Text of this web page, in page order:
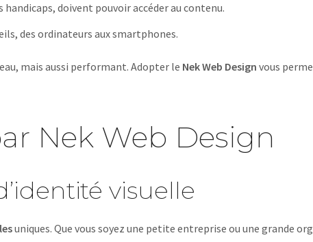
doivent pouvoir accéder au contenu.
des ordinateurs aux smartphones.
mais aussi performant. Adopter le Nek Web Design vous
Nek Web Design
visuelle
uniques. Que vous soyez une petite entreprise ou une grande